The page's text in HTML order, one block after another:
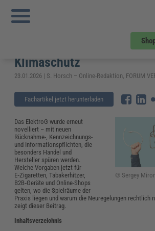
Sie sind hier:
ElektroG 2026: Schärfere Regeln für Elektrogeräte,
ElektroG 2026: Schärfere
Elektrogeräte, Wirtschaft
Klimaschutz
23.01.2026 | S. Horsch – Online-Redaktion, FORUM
Fachartikel jetzt herunterladen
© Sergey
Das ElektroG wurde erneut
novelliert – mit neuen
Rücknahme-, Kennzeichnungs-
und Informationspflichten, die
besonders Handel und
Hersteller spüren werden.
Welche Vorgaben jetzt für
E‑Zigaretten, Tabakerhitzer,
B2B‑Geräte und Online-Shops
gelten, wo die Spielräume der
Praxis liegen und warum die Neuregelungen rechtlich
zeigt dieser Beitrag.
Inhaltsverzeichnis